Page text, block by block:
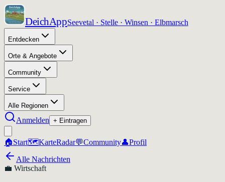
DeichAppSeevetal · Stelle · Winsen · Elbmarsch
Entdecken
Orte & Angebote
Community
Service
Alle Regionen
Anmelden + Eintragen
🏠Start🗺️KarteRadar💬Community👤Profil
Alle Nachrichten
💼 Wirtschaft